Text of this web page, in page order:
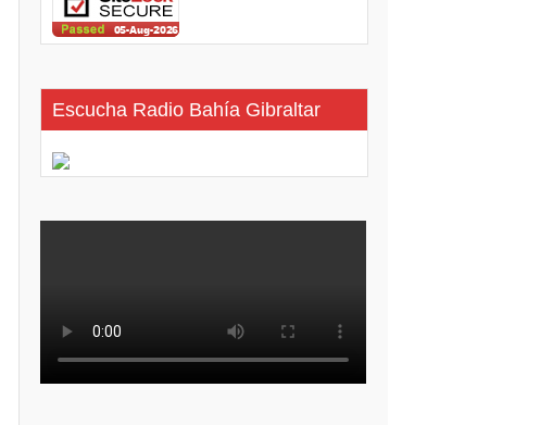
Escucha Radio Bahía Gibraltar